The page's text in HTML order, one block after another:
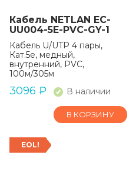
Кабель NETLAN EC-
UU004-5E-PVC-GY-1
Кабель U/UTP 4 пары,
Кат.5e, медный,
внутренний, PVC,
100м/305м
3096 ₽ В наличии
В КОРЗИНУ
EOL!